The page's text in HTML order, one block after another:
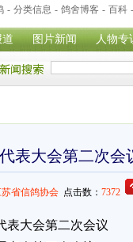
- 分类信息 - 鸽舍博客 - 百科 -
图片新闻 人物专
表大会第二次会
省信鸽协会点击数： 7372
表大会第二次会议